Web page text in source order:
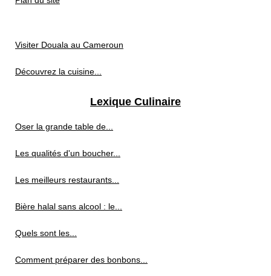
Visiter Douala au Cameroun
Découvrez la cuisine...
Lexique Culinaire
Oser la grande table de...
Les qualités d'un boucher...
Les meilleurs restaurants...
Bière halal sans alcool : le...
Quels sont les...
Comment préparer des bonbons...